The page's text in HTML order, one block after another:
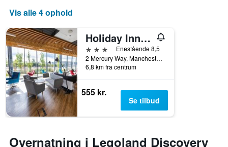
Vis alle 4 ophold
Holiday Inn Express Manchester - Trafford City
3 stjernerEnestående 8,5
2 Mercury Way, Manchester, Storbritannien
6,8 km fra centrum
555 kr.
Se tilbud
Overnatning i Legoland Discovery